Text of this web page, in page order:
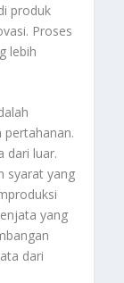
produk
Proses
lebih
pertahanan.
dari luar.
syarat yang
yang
dari